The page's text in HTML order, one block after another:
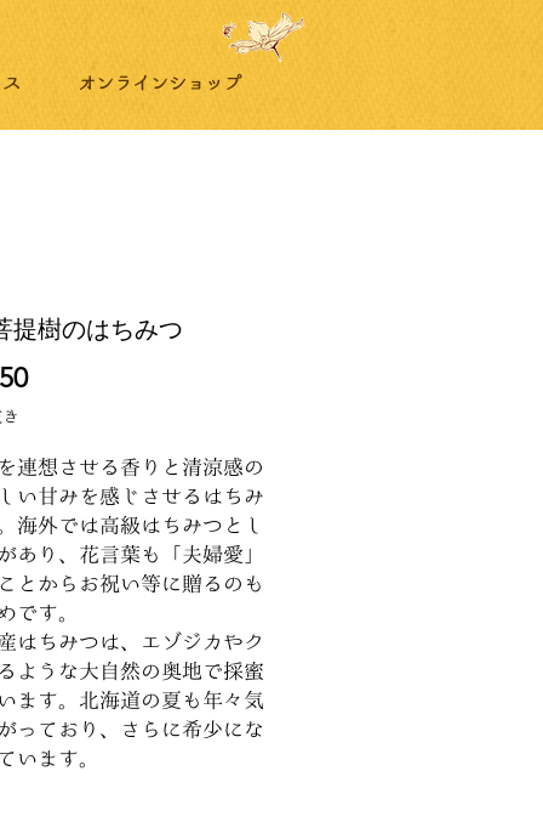
オンラインショップ
提樹のはちみつ
価
連想させる香りと清涼感の
い甘みを感じさせるはちみ
海外では高級はちみつとし
あり、花言葉も「夫婦愛」
とからお祝い等に贈るのも
です。
はちみつは、エゾジカやク
ような大自然の奥地で採蜜
ます。北海道の夏も年々気
っており、さらに希少にな
います。